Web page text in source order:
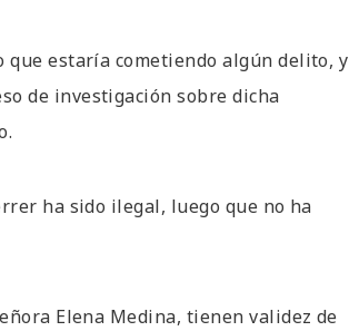
que estaría cometiendo algún delito, y
de investigación sobre dicha
ha sido ilegal, luego que no ha
Elena Medina, tienen validez de